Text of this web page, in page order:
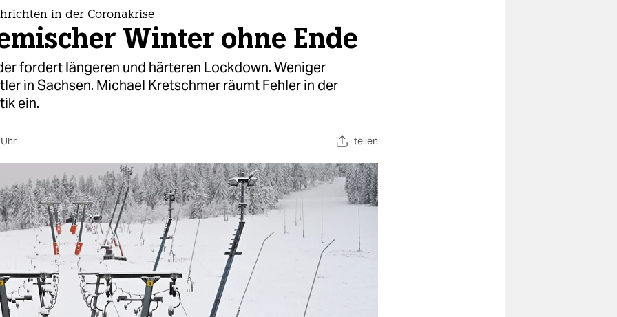
in der Coronakrise
Winter ohne Ende
fordert längeren und härteren Lockdown. Weniger
in Sachsen. Michael Kretschmer räumt Fehler in der
ein.
teilen